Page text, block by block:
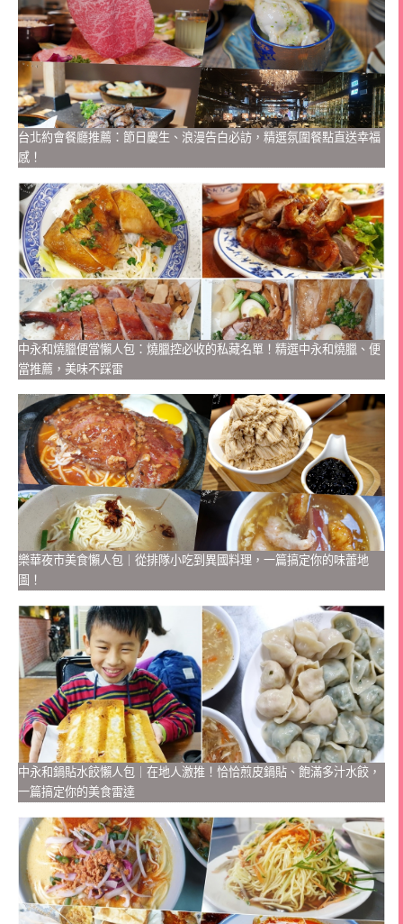
台北約會餐廳推薦：節日慶生、浪漫告白必訪，精選氛圍餐點直送幸福
感！
中永和燒臘便當懶人包：燒臘控必收的私藏名單！精選中永和燒臘、便
當推薦，美味不踩雷
樂華夜市美食懶人包｜從排隊小吃到異國料理，一篇搞定你的味蕾地
圖！
中永和鍋貼水餃懶人包｜在地人激推！恰恰煎皮鍋貼、飽滿多汁水餃，
一篇搞定你的美食雷達